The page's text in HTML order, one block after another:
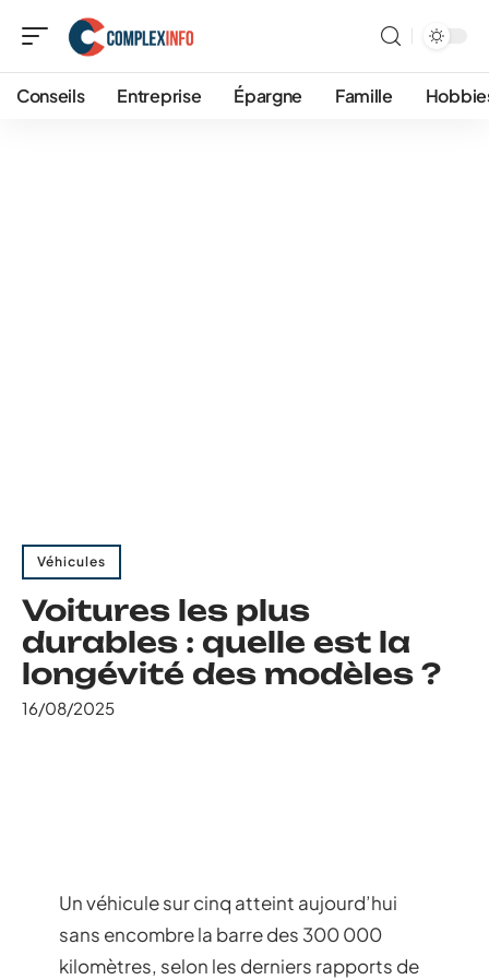
Conseils Entreprise Épargne Famille
Véhicules
Voitures les plus
durables : quelle est la
longévité des modèles ?
16/08/2025
Un véhicule sur cinq atteint aujourd’hui
sans encombre la barre des 300 000
kilomètres, selon les derniers rapports de